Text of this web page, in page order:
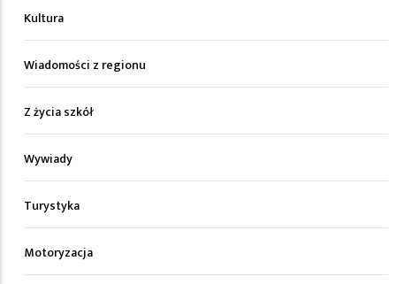
Kultura
Wiadomości z regionu
Z życia szkół
Wywiady
Turystyka
Motoryzacja